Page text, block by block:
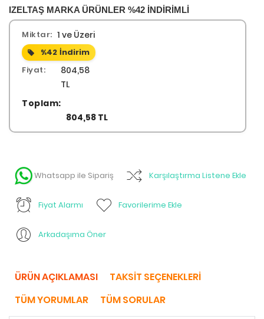
IZELTAŞ MARKA ÜRÜNLER %42 İNDİRİMLİ
Miktar: 1 ve Üzeri
%42 İndirim
Fiyat:
804,58
TL
Toplam:
804,58 TL
Whatsapp ile Sipariş Karşılaştırma Listene Ekle
Fiyat Alarmı Favorilerime Ekle
Arkadaşıma Öner
ÜRÜN AÇIKLAMASI
TAKSIT SEÇENEKLERI
TÜM YORUMLAR
TÜM SORULAR